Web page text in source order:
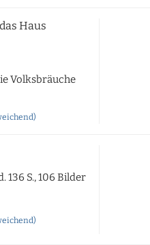
Haus
Volksbräuche
136 S., 106 Bilder